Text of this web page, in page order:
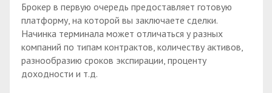
Брокер в первую очередь предоставляет готовую
платформу, на которой вы заключаете сделки.
Начинка терминала может отличаться у разных
компаний по типам контрактов, количеству активов,
разнообразию сроков экспирации, проценту
доходности и т.д.